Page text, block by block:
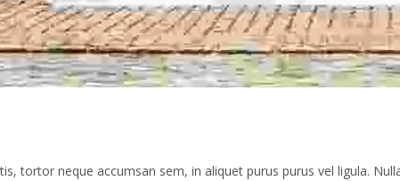
tortor neque accumsan sem, in aliquet purus purus vel ligula.